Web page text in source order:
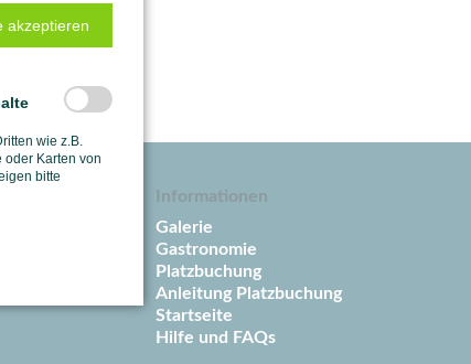
Informationen
Galerie
Gastronomie
Platzbuchung
Anleitung Platzbuchung
Startseite
Hilfe und FAQs
akzeptieren
wie z.B.
oder Karten von
bitte